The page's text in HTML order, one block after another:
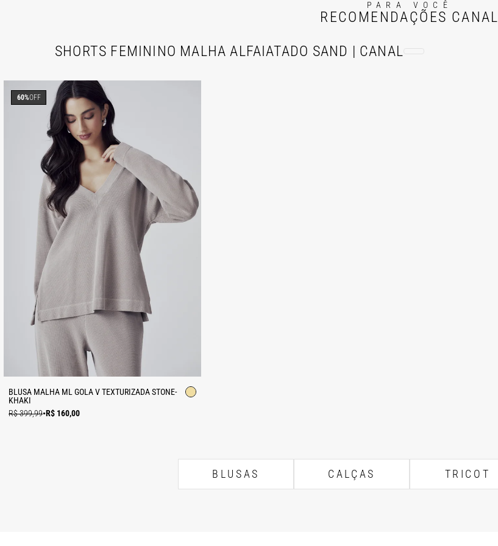
PARA VOCÊ
RECOMENDAÇÕES CANAL
SHORTS FEMININO MALHA ALFAIATADO SAND | CANAL
BLUSA MALHA ML GOLA V TEXTURIZADA STONE-
KHAKI
R$ 399,99•R$ 160,00
60%OFF
BLUSAS CALÇAS TRICOT